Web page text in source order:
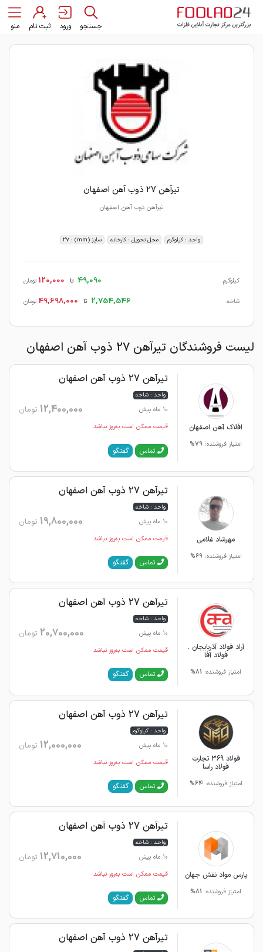
جستجو ورود ثبت نام منو
تیرآهن 27 ذوب آهن اصفهان
تیرآهن ذوب آهن اصفهان
واحد : کیلوگرم محل تحویل : کارخانه سایز (mm) : 27
کیلوگرم 49,090 تا 120,000 تومان
شاخه 2,754,546 تا 49,698,000 تومان
لیست فروشندگان تیرآهن 27 ذوب آهن اصفهان
افلاک آهن اصفهان
امتیاز فروشنده: 79%
تیرآهن 27 ذوب آهن اصفهان
واحد : شاخه
10 ماه پیش
12,400,000 تومان
قیمت ممکن است به‌روز نباشد
تماس گفتگو
مهرشاد غلامی
امتیاز فروشنده:69%
تیرآهن 27 ذوب آهن اصفهان
واحد : شاخه
10 ماه پیش
19,800,000 تومان
قیمت ممکن است به‌روز نباشد
تماس گفتگو
آراد فولاد آذربایجان .
فولاد آفا
امتیاز فروشنده: 81%
تیرآهن 27 ذوب آهن اصفهان
واحد : شاخه
10 ماه پیش
20,700,000 تومان
قیمت ممکن است به‌روز نباشد
تماس گفتگو
فولاد 369 تجارت
فولاد راسا
امتیاز فروشنده:64%
تیرآهن 27 ذوب آهن اصفهان
واحد : کیلوگرم
10 ماه پیش
12,000,000 تومان
قیمت ممکن است به‌روز نباشد
تماس گفتگو
پارس مواد نقش جهان
امتیاز فروشنده: 81%
تیرآهن 27 ذوب آهن اصفهان
واحد : شاخه
10 ماه پیش
12,710,000 تومان
قیمت ممکن است به‌روز نباشد
تماس گفتگو
تیرآهن 27 ذوب آهن اصفهان